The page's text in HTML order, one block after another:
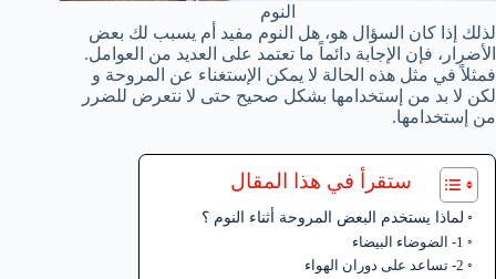
النوم
لذلك إذا كان السؤال هو، هل النوم مفيد أم يسبب لك بعض
الأضرار، فإن الإجابة دائماً ما تعتمد على العديد من العوامل.
فمثلاً في مثل هذه الحالة لا يمكن الإستغناء عن المروحة و
لكن لا بد من إستخدامها بشكل صحيح حتى لا نتعرض للضرر
من إستخدامها.
ستقرأ في هذا المقال
لماذا يستخدم البعض المروحة أثناء النوم ؟
1- الضوضاء البيضاء
2- تساعد على دوران الهواء